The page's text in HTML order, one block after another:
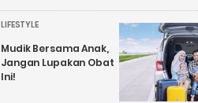
LIFESTYLE
Mudik Bersama Anak,
Jangan Lupakan Obat
Ini!